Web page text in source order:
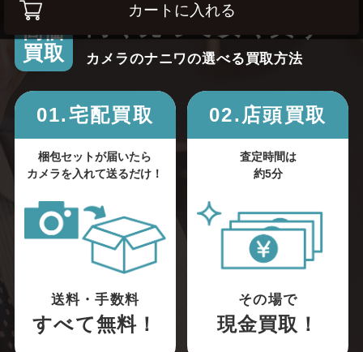
カートに入れる
高価
買取
高く売って安く買う！
カメラのナニワの選べる買取方法
01.宅配買取
梱包セットが届いたら
カメラを入れて送るだけ！
送料・手数料
すべて無料！
02.店頭買取
査定時間は
約5分
その場で
現金買取！